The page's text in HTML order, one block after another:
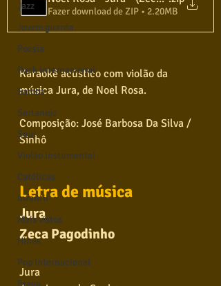
Jazz
Jovem guarda
Poesia
Rock internacional
Samba
Sertanejo
Soul
Violão instumental
Católicas
Infantil
Mais vistos
Hinos
Pop Internacional
Brega
Fazer download de ZIP • 2.20MB
Karaokê acústico com violão da
música Jura, de Noel Rosa.
Composição: José Barbosa Da Silva /
Sinhô
Letra de música
Jura
Zeca Pagodinho
Jura